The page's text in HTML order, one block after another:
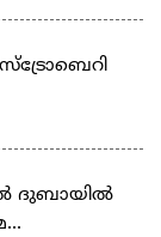
ദുബായില്‍